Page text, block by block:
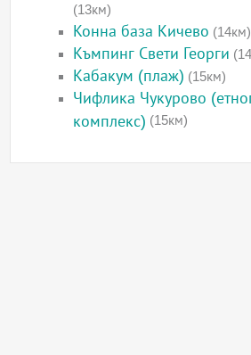
(13км)
Конна база Кичево (14км)
Къмпинг Свети Георги
Кабакум (плаж) (15км)
Чифлика Чукурово
комплекс) (15км)